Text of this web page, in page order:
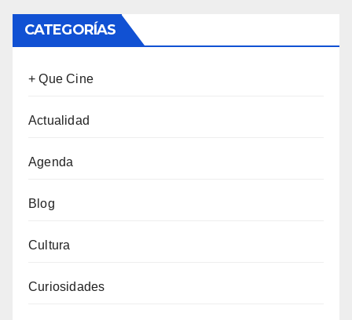
CATEGORÍAS
+ Que Cine
Actualidad
Agenda
Blog
Cultura
Curiosidades